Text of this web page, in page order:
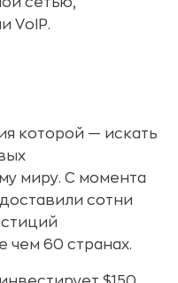
сетью,
VoIP.
которой — искать
миру. С момента
сотни
чем 60 странах.